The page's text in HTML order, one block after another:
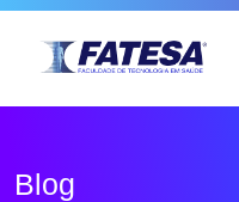
Blog